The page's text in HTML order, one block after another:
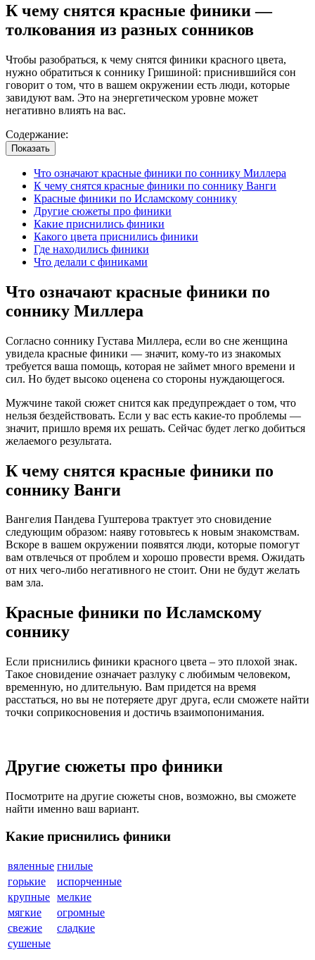
К чему снятся красные финики —
толкования из разных сонников
Чтобы разобраться, к чему снятся финики красного цвета,
нужно обратиться к соннику Гришиной: приснившийся сон
говорит о том, что в вашем окружении есть люди, которые
завидуют вам. Это на энергетическом уровне может
негативно влиять на вас.
Содержание:
Показать
Что означают красные финики по соннику Миллера
К чему снятся красные финики по соннику Ванги
Красные финики по Исламскому соннику
Другие сюжеты про финики
Какие приснились финики
Какого цвета приснились финики
Где находились финики
Что делали с финиками
Что означают красные финики по
соннику Миллера
Согласно соннику Густава Миллера, если во сне женщина
увидела красные финики — значит, кому-то из знакомых
требуется ваша помощь, которая не займет много времени и
сил. Но будет высоко оценена со стороны нуждающегося.
Мужчине такой сюжет снится как предупреждает о том, что
нельзя бездействовать. Если у вас есть какие-то проблемы —
значит, пришло время их решать. Сейчас будет легко добиться
желаемого результата.
К чему снятся красные финики по
соннику Ванги
Вангелия Пaндева Гуштерова трактует это сновидение
следующим образом: наяву готовьтесь к новым знакомствам.
Вскоре в вашем окружении появятся люди, которые помогут
вам отвлечься от проблем и хорошо провести время. Ожидать
от них чего-либо негативного не стоит. Они не будут желать
вам зла.
Красные финики по Исламскому
соннику
Если приснились финики красного цвета – это плохой знак.
Такое сновидение означает разлуку с любимым человеком,
временную, но длительную. Вам придется на время
расстаться, но вы не потеряете друг друга, если сможете найти
точки соприкосновения и достичь взаимопонимания.
Другие сюжеты про финики
Посмотрите на другие сюжеты снов, возможно, вы сможете
найти именно ваш вариант.
Какие приснились финики
вяленные гнилые
горькие
испорченные
крупные мелкие
мягкие
огромные
свежие
сладкие
сушеные